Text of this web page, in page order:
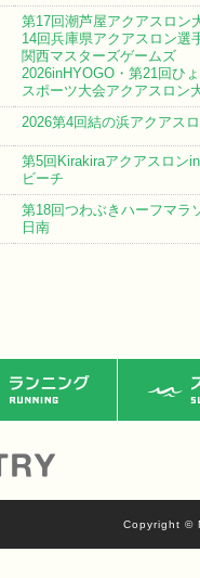
第17回潮芦屋アクアスロン
14回兵庫県アクアスロン選
関西マスターズゲームズ
2026inHYOGO・第21回ひ
スポーツ大会アクアスロン
2026第4回結の浜アクアス
第5回Kirakiraアクアスロン
ビーチ
第18回つわぶきハーフマラ
日南
ランニング ス
Copyright ©